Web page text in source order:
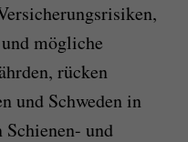
mögliche
rücken
und Schweden in
und